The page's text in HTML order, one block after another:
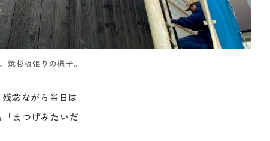
焼杉板張りの様子。
念ながら当日は
まつげみたいだ